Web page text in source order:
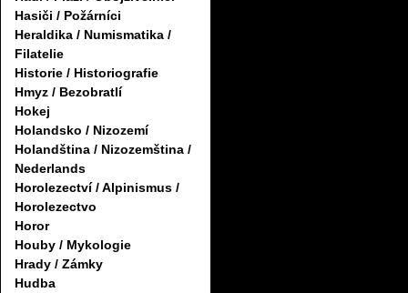
Hasiči / Požárníci
Heraldika / Numismatika /
Filatelie
Historie / Historiografie
Hmyz / Bezobratlí
Hokej
Holandsko / Nizozemí
Holandština / Nizozemština /
Nederlands
Horolezectví / Alpinismus /
Horolezectvo
Horor
Houby / Mykologie
Hrady / Zámky
Hudba